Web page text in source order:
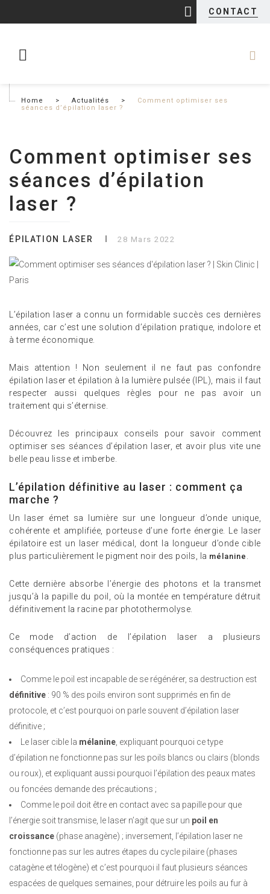
CONTACT
Home > Actualités >
Comment optimiser ses
séances d’épilation laser ?
Comment optimiser ses
séances d’épilation
laser ?
ÉPILATION LASER 28 Mars 2022
L’épilation laser a connu un formidable succès ces dernières
années, car c’est une solution d’épilation pratique, indolore et
à terme économique.
Mais attention ! Non seulement il ne faut pas confondre
épilation laser et épilation à la lumière pulsée (IPL), mais il faut
respecter aussi quelques règles pour ne pas avoir un
traitement qui s’éternise.
Découvrez les principaux conseils pour savoir comment
optimiser ses séances d’épilation laser, et avoir plus vite une
belle peau lisse et imberbe.
L’épilation définitive au laser : comment ça
marche ?
Un laser émet sa lumière sur une longueur d’onde unique,
cohérente et amplifiée, porteuse d’une forte énergie. Le laser
épilatoire est un laser médical, dont la longueur d’onde cible
plus particulièrement le pigment noir des poils, la mélanine
Cette dernière absorbe l’énergie des photons et la transmet
jusqu’à la papille du poil, où la montée en température détruit
définitivement la racine par photothermolyse.
Ce mode d’action de l’épilation laser a plusieurs
conséquences pratiques :
Comme le poil est incapable de se régénérer, sa destruction est
définitive : 90 % des poils environ sont supprimés en fin de
protocole, et c’est pourquoi on parle souvent d’épilation laser
définitive ;
Le laser cible la mélanine , expliquant pourquoi ce type
d’épilation ne fonctionne pas sur les poils blancs ou clairs (blonds
ou roux), et expliquant aussi pourquoi l’épilation des peaux mates
ou foncées demande des précautions ;
Comme le poil doit être en contact avec sa papille pour que
l’énergie soit transmise, le laser n’agit que sur un poil en
croissance (phase anagène) ; inversement, l’épilation laser ne
fonctionne pas sur les autres étapes du cycle pilaire (phases
catagène et télogène) et c’est pourquoi il faut plusieurs séances
espacées de quelques semaines, pour détruire les poils au fur à